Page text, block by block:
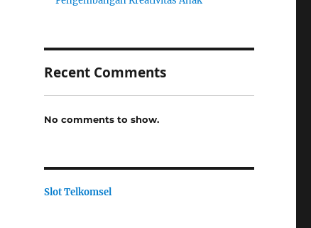
Recent Comments
No comments to show.
Slot Telkomsel